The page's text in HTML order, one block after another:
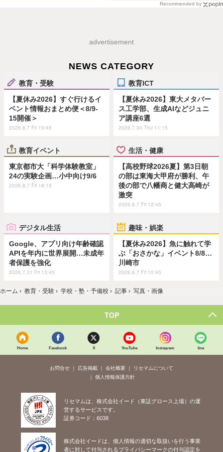
Recommended by
advertisement
NEWS CATEGORY
教育・受験
【夏休み2026】すぐ行けるイ
ベント情報おまとめ便＜8/9-
15開催＞
2026.8.7 Fri 19:45
教育ICT
【夏休み2026】東大メタバー
ス工学部、生成AIなどジュニ
ア講座6選
2026.7.30 Thu 11:15
教育イベント
東京都市大「科学体験教室」
24の実験企画…小中向け9/6
2026.8.7 Fri 18:15
生活・健康
【高校野球2026夏】第3日朝
の部は東海大甲府が勝利、午
後の部で八幡商と健大高崎が
激突
2026.8.7 Fri 12:45
デジタル生活
Google、アプリ向け年齢確認
APIを年内に世界展開…未成年
者保護を強化
2026.7.31 Fri 13:45
趣味・娯楽
【夏休み2026】魚に触れて学
ぶ「おさかな」イベント8/8…
川崎市
2026.8.7 Fri 10:45
ホーム › 教育・受験 › 学校・塾・予備校 › 記事 › 写真・画像
TOP
Home Facebook X YouTube Instagram line
お問合せ 広告掲載 会社概要
リセマムについて
個人情報保護方針
リセマムは、株式会社イード（東証グロース上場）の運
営するサービスです。
証券コード：6038
株式会社イードは、個人情報の適切な取扱いを行う事業
者に対して付与されるプライバシーマークの付与認定を